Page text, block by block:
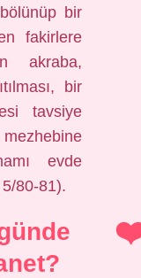
bir
fakirlere
akraba,
bir
tavsiye
evde
5/80-81).